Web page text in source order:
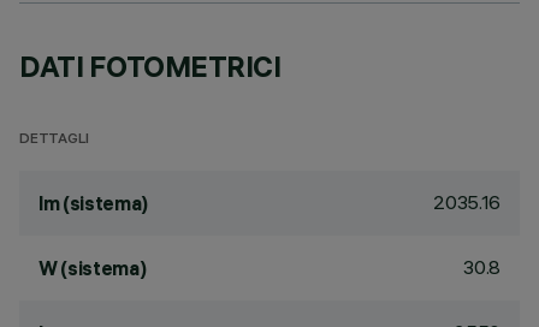
DATI FOTOMETRICI
DETTAGLI
lm (sistema) 2035.16
W (sistema) 30.8